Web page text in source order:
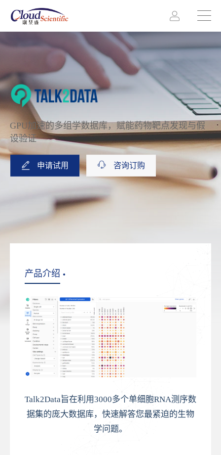
GPU加速的多组学数据库，赋能药物靶点发现与假
设验证
咨询订购
申请试用
产品介绍
Talk2Data旨在利用3000多个单细胞RNA测序数
据集的庞大数据库，快速解答您最紧迫的生物
学问题。